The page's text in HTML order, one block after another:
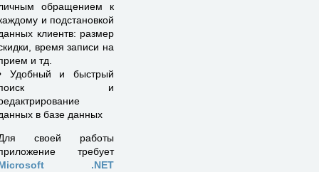
обращением к
и подстановкой
клиентв: размер
время записи на
и тд.
Удобный и быстрый
и
в базе данных
своей работы
требует
.NET